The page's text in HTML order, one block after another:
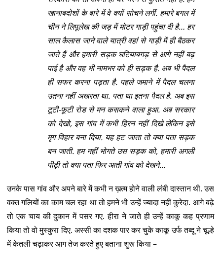
खानाबदोशों के बारे में वे क्यों सोचने लगीं. हमारे बगल में
चीन ने लिपूलेख की जड़ में मोटर गाड़ी पहुंचा दी है… हर
साल कैलास जाने वाले यात्री वहां से गाड़ी में ही बैठकर
जाते हैं और हमारी सड़क घटियाबगड़ से आगे नहीं बढ़
पाई है और वह भी नामभर को ही सड़क है. अब भी पैदल
ही सफर करना पड़ता है. पहले जमाने में पैदल चलना
उतना नहीं अखरता था. पता था इतना पैदल है. अब इस
टूटी-फूटी रोड से मन कसकने वाला हुआ. अब सरकार
को देखो, इस गांव में कभी हिरन नहीं दिखे लेकिन इसे
मृग विहार बना दिया. यह हट जाता तो क्या पता सड़क
बन जाती. हम नहीं भोगते उस सड़क को, हमारी अगली
पीढ़ी तो क्या पता फिर आती गांव को देखने…
उनके पास गांव और अपने बारे में कभी न ख़त्म होने वाली लंबी दास्तान थी. उस
वक्त गलियों का काम चल रहा था तो हमने भी उन्हें ज्यादा नहीं कुरेदा. आगे बढ़े
तो एक चाय की दुकान में पसर गए. हीरा ने जाते ही उन्हें काकू कह प्रणाम
किया तो वो मुस्कुरा दिए. अस्सी का दशक पार कर चुके काकू उर्फ तब्दू ने चूल्हे
में केतली चढ़ाकर आग तेज करते हुए बताना शुरू किया –